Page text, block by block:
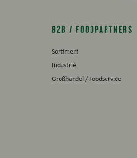
B2B / FOODPARTNERS
Sortiment
Industrie
Großhandel / Foodservice